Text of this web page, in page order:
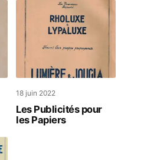
18 juin 2022
Les Publicités pour
les Papiers